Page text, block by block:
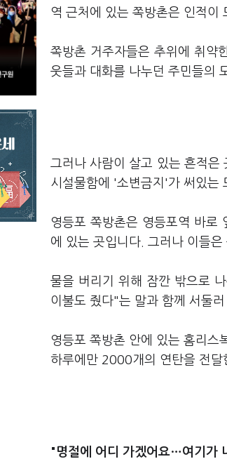
역 근처에 있는 쪽방촌은 인적이
쪽방촌 거주자들은 추위에 취약
웃들과 대화를 나누던 주민들의
그러나 사람이 살고 있는 흔적은
시설물함에 '소변금지'가 써있는
영등포 쪽방촌은 영등포역 바로
에 있는 곳입니다. 그러나 이들
물을 버리기 위해 잠깐 밖으로
이불도 줬다"는 말과 함께 서둘
영등포 쪽방촌 안에 있는 홈리스
하루에만 2000개의 연탄을 전달
"명절에 어디 가겠어요…여기가